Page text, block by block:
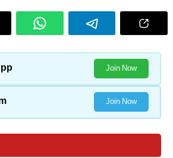
Join Now
Join Now